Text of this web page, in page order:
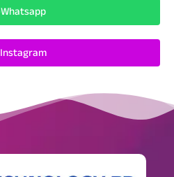
Whatsapp
Instagram